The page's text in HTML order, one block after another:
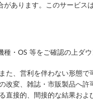
あります。このサービス
・OS 等をご確認の上ダウ
た、営利を伴わない形態で
変、雑誌・市販製品へ許
接的、間接的な結果およ